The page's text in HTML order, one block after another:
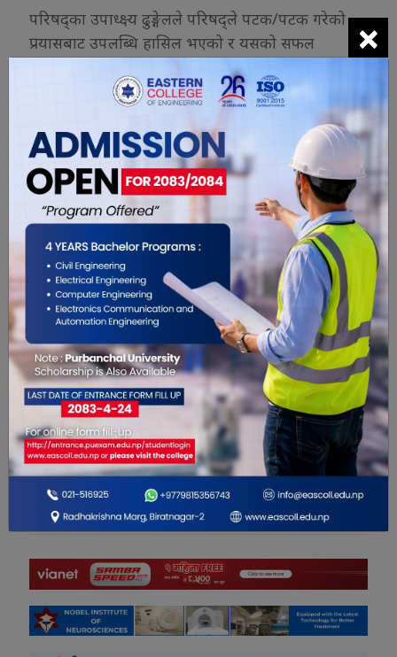
परिषद्का उपाध्क्ष्य ढुङ्गेलले परिषद्ले पटक/पटक गरेको
प्रयासबाट उपलब्धि हासिल भएको र यसको सफल
कार्यान्वयन गरी युवालाई सहज वातावरण बनाउन भूमिका
निर्वाह गर्ने जानकारी दिनुभयो ।
वैदेशिक रोजगारीमा रहेका धेरै युवाले स्वदेशमा सहज
वातावरण भएमा फर्कन चाहेको भन्दै चासो लिइरहेको प्रसङ्ग
जोड्दै उहाँले यो क्षेत्रका युवाका लागि यो सम्झौता अत्यन्त
सकारात्मक र उपलब्धि हुने स्पष्ट पार्नुभयो ।
यो खबर पढेर तपाईलाई कस्तो महसुस
भयो ?
0 0 0 0
×